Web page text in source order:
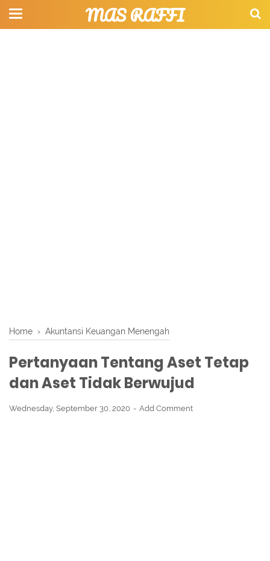
MAS RAFFI
Home › Akuntansi Keuangan Menengah
Pertanyaan Tentang Aset Tetap
dan Aset Tidak Berwujud
Wednesday, September 30, 2020 Add Comment